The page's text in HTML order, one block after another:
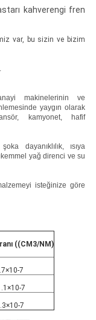
kahverengi fren
var, bu sizin ve bizim
makinelerinin ve
yaygın olarak
kamyonet, hafif
dayanıklılık, ısıya
yağ direnci ve su
isteğinize göre
((CM3/NM)
7
7
7